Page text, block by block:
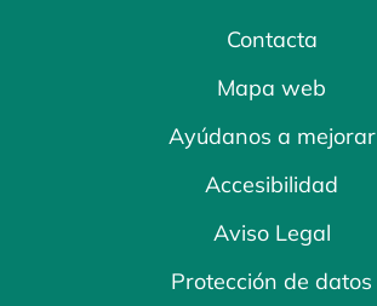
Contacta
Mapa web
Ayúdanos a mejorar
Accesibilidad
Aviso Legal
Protección de datos